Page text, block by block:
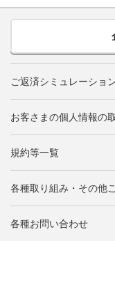
ご返済シミュレーショ
お客さまの個人情報の
規約等一覧
各種取り組み・その他
各種お問い合わせ